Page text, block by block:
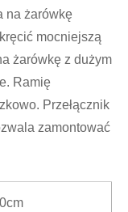
na żarówkę
mocniejszą
żarówkę z dużym
Ramię
Przełącznik
zamontować